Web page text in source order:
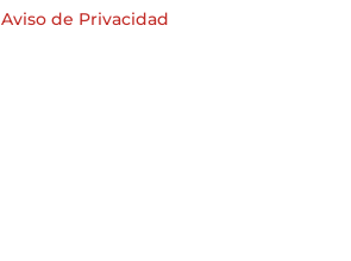
Aviso de Privacidad